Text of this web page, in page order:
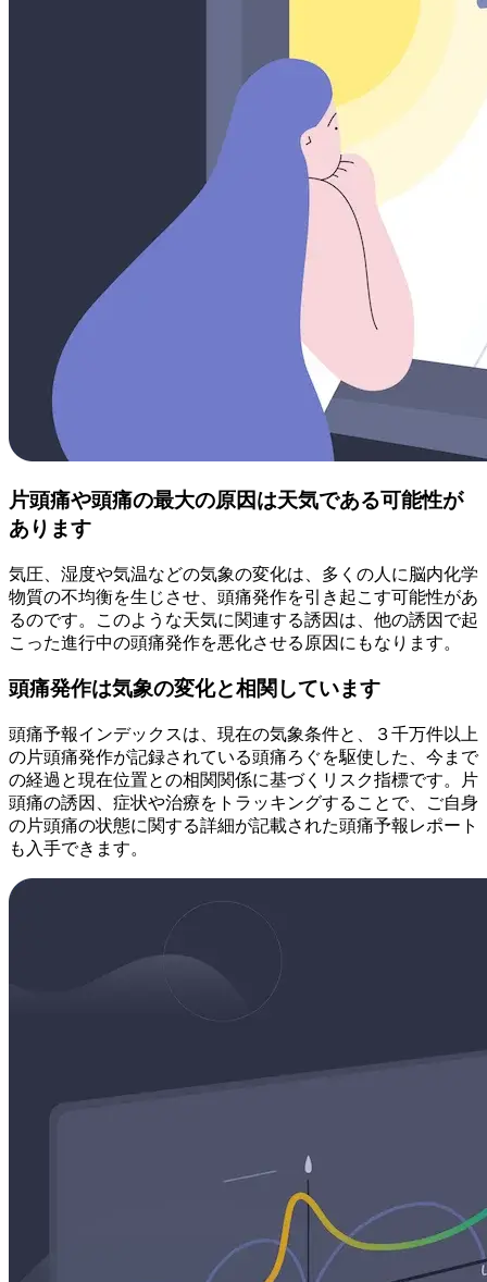
片頭痛や頭痛の最大の原因は天気である可能性が
あります
気圧、湿度や気温などの気象の変化は、多くの人に脳内化学
物質の不均衡を生じさせ、頭痛発作を引き起こす可能性があ
るのです。このような天気に関連する誘因は、他の誘因で起
こった進行中の頭痛発作を悪化させる原因にもなります。
頭痛発作は気象の変化と相関しています
頭痛予報インデックスは、現在の気象条件と、３千万件以上
の片頭痛発作が記録されている頭痛ろぐを駆使した、今まで
の経過と現在位置との相関関係に基づくリスク指標です。片
頭痛の誘因、症状や治療をトラッキングすることで、ご自身
の片頭痛の状態に関する詳細が記載された頭痛予報レポート
も入手できます。